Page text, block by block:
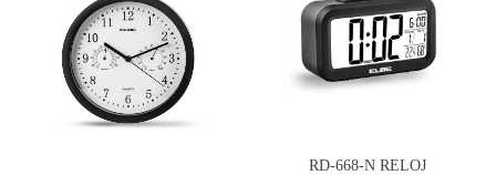
RD-668-N RELOJ